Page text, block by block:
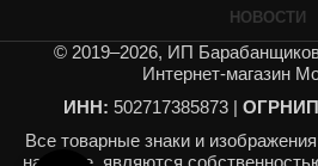
НОВОСТИ
© 2019–2026, ИП
Интернет-магазин
ИНН: 502717385873 |
Все товарные знаки и